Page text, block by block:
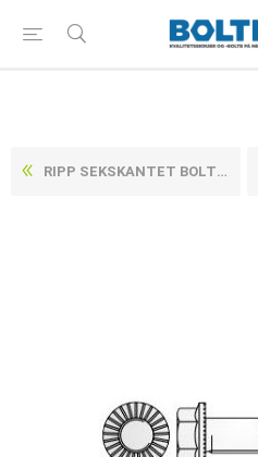
RIPP SEKSKANTET BOLT M/FLANGE & LÅSERIB ZINKFLAKE BEHANDLET (FLZN/TL 480H) HÆRDET STÅL KL. 100 M10X40 (100 STK)